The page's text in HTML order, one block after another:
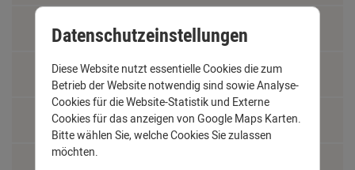
Fachbegriffe
Jobs
Montage und Installationshilfen
Datenschutzeinstellungen
Diese Website nutzt essentielle Cookies die zum
Betrieb der Website notwendig sind sowie Analyse-
Cookies für die Website-Statistik und Externe
Cookies für das anzeigen von Google Maps Karten.
Bitte wählen Sie, welche Cookies Sie zulassen
möchten.